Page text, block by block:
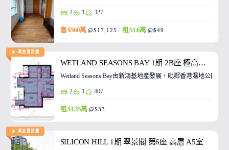
2 1 327
售 $560萬 @$17,125 租 $1.6萬 @$49
黃金置頂盤
WETLAND SEASONS BAY 1期 2B座 極高層 A8室
Wetland Seasons Bay由新鴻基地產發展，毗鄰香港濕地公園
2 1 407
租 $1.35萬 @$33
黃金置頂盤
SILICON HILL 1期 翠景閣 第6座 高層 A5室